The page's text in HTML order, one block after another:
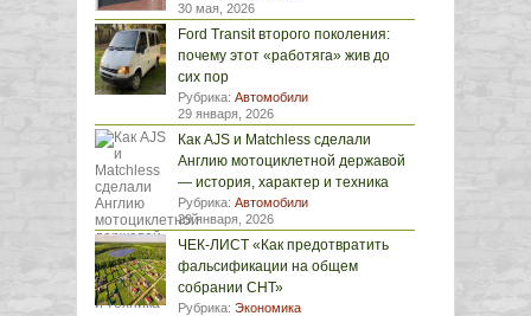
30 мая, 2026
Ford Transit второго поколения:
почему этот «работяга» жив до
сих пор
Рубрика: Автомобили
29 января, 2026
Как AJS и Matchless сделали
Англию мотоциклетной державой
— история, характер и техника
Рубрика: Автомобили
29 января, 2026
ЧЕК-ЛИСТ «Как предотвратить
фальсификации на общем
собрании СНТ»
Рубрика: Экономика